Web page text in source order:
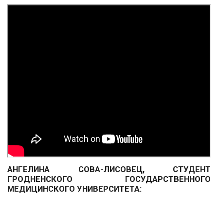
АНГЕЛИНА СОВА-ЛИСОВЕЦ, СТУДЕНТ
ГРОДНЕНСКОГО ГОСУДАРСТВЕННОГО
МЕДИЦИНСКОГО УНИВЕРСИТЕТА: